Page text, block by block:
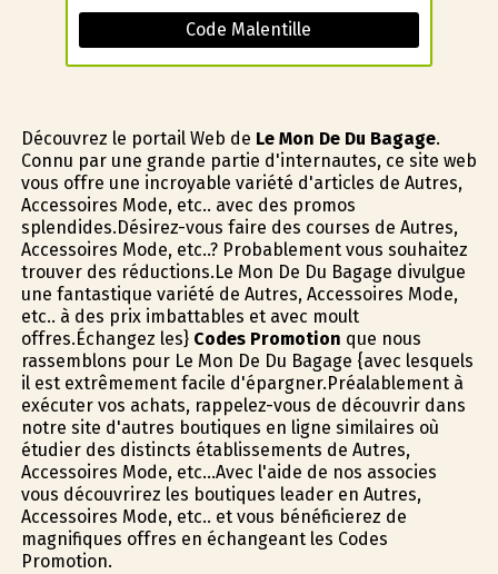
Code Malentille
Découvrez le portail Web de Le Mon De Du Bagage.
Connu par une grande partie d'internautes, ce site web
vous offre une incroyable variété d'articles de Autres,
Accessoires Mode, etc.. avec des promos
splendides.Désirez-vous faire des courses de Autres,
Accessoires Mode, etc..? Probablement vous souhaitez
trouver des réductions.Le Mon De Du Bagage divulgue
une fantastique variété de Autres, Accessoires Mode,
etc.. à des prix imbattables et avec moult
offres.Échangez les} Codes Promotion que nous
rassemblons pour Le Mon De Du Bagage {avec lesquels
il est extrêmement facile d'épargner.Préalablement à
exécuter vos achats, rappelez-vous de découvrir dans
notre site d'autres boutiques en ligne similaires où
étudier des distincts établissements de Autres,
Accessoires Mode, etc...Avec l'aide de nos associes
vous découvrirez les boutiques leader en Autres,
Accessoires Mode, etc.. et vous bénéficierez de
magnifiques offres en échangeant les Codes
Promotion.